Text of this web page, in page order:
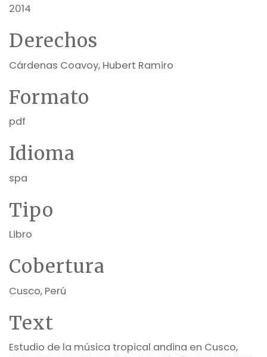
2014
Derechos
Cárdenas Coavoy, Hubert Ramiro
Formato
pdf
Idioma
spa
Tipo
Libro
Cobertura
Cusco, Perú
Text
Estudio de la música tropical andina en Cusco,